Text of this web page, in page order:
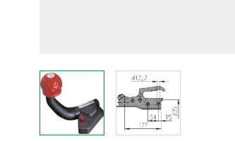
View larger imageView larger image